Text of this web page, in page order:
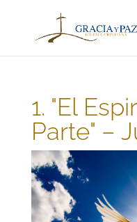
1. "El
Parte" –